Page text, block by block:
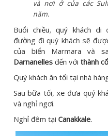
và nơi ở của các
năm.
Buổi chiều, quý khách di
đường đi quý khách sẽ
của biển Marmara và
Darnanelles đến với thành
Quý khách ăn tối tại nhà
Sau bữa tối, xe đưa quý
và nghỉ ngơi.
Nghỉ đêm tại Canakkale.